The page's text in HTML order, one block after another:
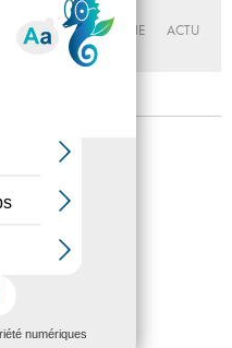
DU VAL-DE-MARNE
ACTU